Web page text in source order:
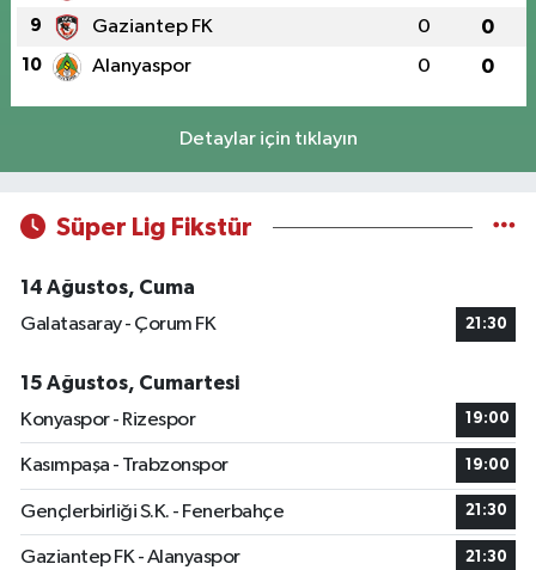
9 Gaziantep FK 0 0
10 Alanyaspor 0 0
Detaylar için tıklayın
Süper Lig Fikstür
14 Ağustos, Cuma
Galatasaray - Çorum FK
21:30
15 Ağustos, Cumartesi
Konyaspor - Rizespor
19:00
Kasımpaşa - Trabzonspor 19:00
Gençlerbirliği S.K. - Fenerbahçe 21:30
Gaziantep FK - Alanyaspor 21:30